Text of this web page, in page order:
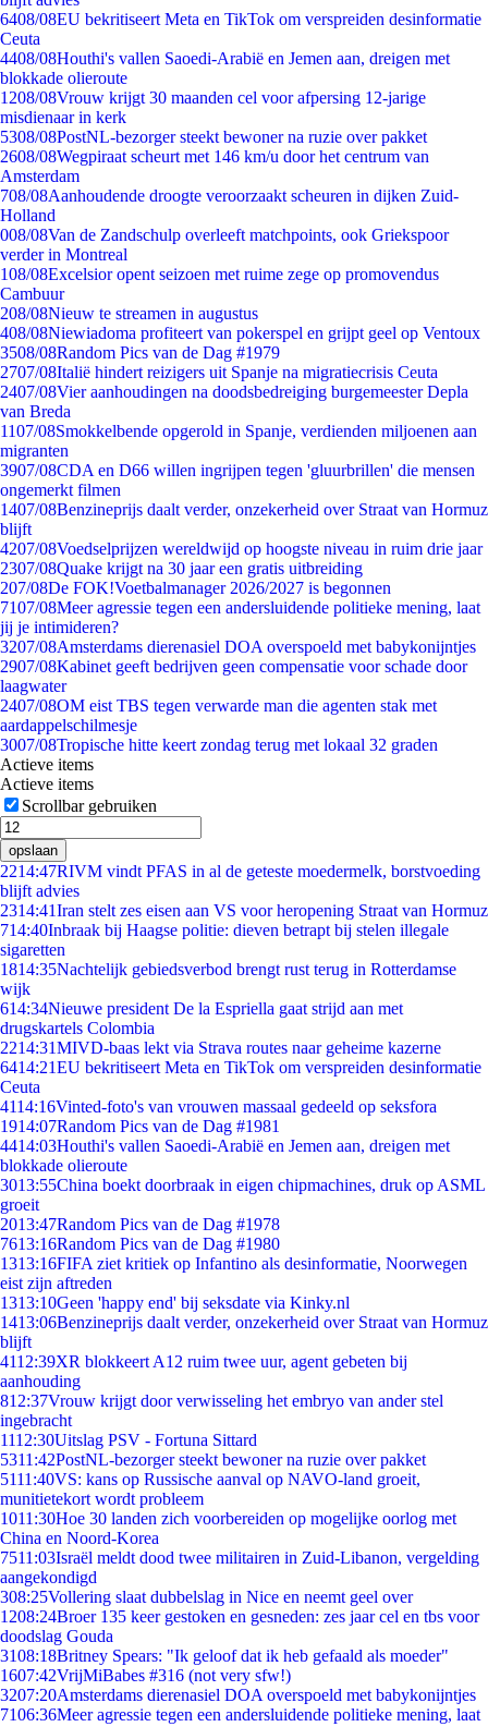
6408/08EU bekritiseert Meta en TikTok om verspreiden desinformatie
Ceuta
4408/08Houthi's vallen Saoedi-Arabië en Jemen aan, dreigen met
blokkade olieroute
1208/08Vrouw krijgt 30 maanden cel voor afpersing 12-jarige
misdienaar in kerk
5308/08PostNL-bezorger steekt bewoner na ruzie over pakket
2608/08Wegpiraat scheurt met 146 km/u door het centrum van
Amsterdam
708/08Aanhoudende droogte veroorzaakt scheuren in dijken Zuid-
Holland
008/08Van de Zandschulp overleeft matchpoints, ook Griekspoor
verder in Montreal
108/08Excelsior opent seizoen met ruime zege op promovendus
Cambuur
208/08Nieuw te streamen in augustus
408/08Niewiadoma profiteert van pokerspel en grijpt geel op Ventoux
3508/08Random Pics van de Dag #1979
2707/08Italië hindert reizigers uit Spanje na migratiecrisis Ceuta
2407/08Vier aanhoudingen na doodsbedreiging burgemeester Depla
van Breda
1107/08Smokkelbende opgerold in Spanje, verdienden miljoenen aan
migranten
3907/08CDA en D66 willen ingrijpen tegen 'gluurbrillen' die mensen
ongemerkt filmen
1407/08Benzineprijs daalt verder, onzekerheid over Straat van Hormuz
blijft
4207/08Voedselprijzen wereldwijd op hoogste niveau in ruim drie jaar
2307/08Quake krijgt na 30 jaar een gratis uitbreiding
207/08De FOK!Voetbalmanager 2026/2027 is begonnen
7107/08Meer agressie tegen een andersluidende politieke mening, laat
jij je intimideren?
3207/08Amsterdams dierenasiel DOA overspoeld met babykonijntjes
2907/08Kabinet geeft bedrijven geen compensatie voor schade door
laagwater
2407/08OM eist TBS tegen verwarde man die agenten stak met
aardappelschilmesje
3007/08Tropische hitte keert zondag terug met lokaal 32 graden
Actieve items
Actieve items
Scrollbar gebruiken
opslaan
2214:47RIVM vindt PFAS in al de geteste moedermelk, borstvoeding
blijft advies
2314:41Iran stelt zes eisen aan VS voor heropening Straat van Hormuz
714:40Inbraak bij Haagse politie: dieven betrapt bij stelen illegale
sigaretten
1814:35Nachtelijk gebiedsverbod brengt rust terug in Rotterdamse
wijk
614:34Nieuwe president De la Espriella gaat strijd aan met
drugskartels Colombia
2214:31MIVD-baas lekt via Strava routes naar geheime kazerne
6414:21EU bekritiseert Meta en TikTok om verspreiden desinformatie
Ceuta
4114:16Vinted-foto's van vrouwen massaal gedeeld op seksfora
1914:07Random Pics van de Dag #1981
4414:03Houthi's vallen Saoedi-Arabië en Jemen aan, dreigen met
blokkade olieroute
3013:55China boekt doorbraak in eigen chipmachines, druk op ASML
groeit
2013:47Random Pics van de Dag #1978
7613:16Random Pics van de Dag #1980
1313:16FIFA ziet kritiek op Infantino als desinformatie, Noorwegen
eist zijn aftreden
1313:10Geen 'happy end' bij seksdate via Kinky.nl
1413:06Benzineprijs daalt verder, onzekerheid over Straat van Hormuz
blijft
4112:39XR blokkeert A12 ruim twee uur, agent gebeten bij
aanhouding
812:37Vrouw krijgt door verwisseling het embryo van ander stel
ingebracht
1112:30Uitslag PSV - Fortuna Sittard
5311:42PostNL-bezorger steekt bewoner na ruzie over pakket
5111:40VS: kans op Russische aanval op NAVO-land groeit,
munitietekort wordt probleem
1011:30Hoe 30 landen zich voorbereiden op mogelijke oorlog met
China en Noord-Korea
7511:03Israël meldt dood twee militairen in Zuid-Libanon, vergelding
aangekondigd
308:25Vollering slaat dubbelslag in Nice en neemt geel over
1208:24Broer 135 keer gestoken en gesneden: zes jaar cel en tbs voor
doodslag Gouda
3108:18Britney Spears: "Ik geloof dat ik heb gefaald als moeder"
1607:42VrijMiBabes #316 (not very sfw!)
3207:20Amsterdams dierenasiel DOA overspoeld met babykonijntjes
7106:36Meer agressie tegen een andersluidende politieke mening, laat